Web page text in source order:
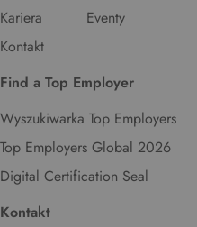
Kariera
Kontakt
Eventy
Find a Top Employer
Wyszukiwarka Top Employers
Top Employers Global 2026
Digital Certification Seal
Kontakt